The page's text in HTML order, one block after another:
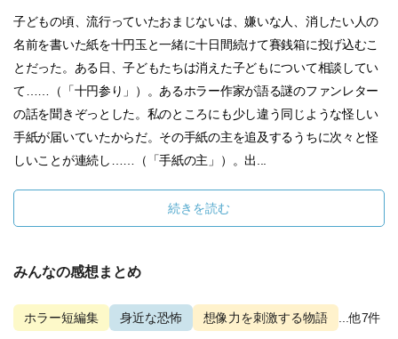
子どもの頃、流行っていたおまじないは、嫌いな人、消したい人の
名前を書いた紙を十円玉と一緒に十日間続けて賽銭箱に投げ込むこ
とだった。ある日、子どもたちは消えた子どもについて相談してい
て……（「十円参り」）。あるホラー作家が語る謎のファンレター
の話を聞きぞっとした。私のところにも少し違う同じような怪しい
手紙が届いていたからだ。その手紙の主を追及するうちに次々と怪
しいことが連続し……（「手紙の主」）。出...
続きを読む
みんなの感想まとめ
ホラー短編集 身近な恐怖 想像力を刺激する物語 ...他7件